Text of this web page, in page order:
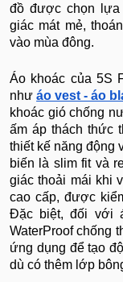
đồ được chọn lựa
giác mát mẻ,
vào mùa đông.
Áo khoác của 5S
nhưáo vest - áo
khoác gió chống
ấm áp thách thức
thiết kế năng động
biến là slim fit và
giác thoải mái khi
cao cấp, được
Đặc biệt, đối với
WaterProof chống
ứng dụng để tạo
dù có thêm lớp